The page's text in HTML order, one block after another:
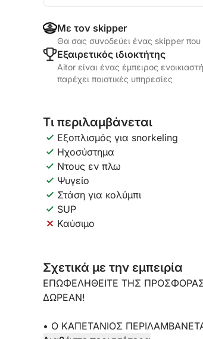
Με τον skipper
Θα σας συνοδεύει ένας skipper που
Εξαιρετικός ιδιοκτήτης
Aitor είναι ένας έμπειρος
παρέχει ποιοτικές υπηρεσίες
Τι περιλαμβάνεται
Εξοπλισμός για snorkeling
Ηχοσύστημα
Ντους εν πλω
Ψυγείο
Στάση για κολύμπι
SUP
Καύσιμο
Σχετικά με την εμπειρία
ΕΠΩΦΕΛΗΘΕΙΤΕ ΤΗΣ
ΔΩΡΕΑΝ!
• Ο ΚΑΠΕΤΑΝΙΟΣ